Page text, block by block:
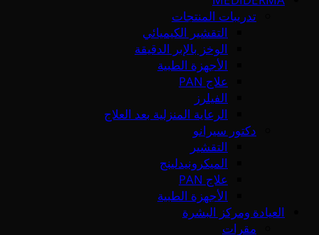
تدريبات المنتجات
التقشير الكيميائي
الوخز بالإبر الدقيقة
الأجهزة الطبية
علاج PAN
الفيلرز
الرعاية المنزلية بعد العلاج
دكتور سيرانو
التقشير
الميكرونيدلينج
علاج PAN
الأجهزة الطبية
العيادة ومركز البشرة
مقرات